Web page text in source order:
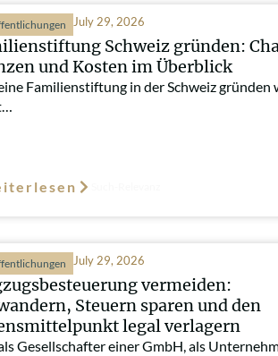
July 29, 2026
Schweiz gründen:
und Kosten im Überblick
Familienstiftung in der Schweiz gründen
July 29, 2026
vermeiden:
Steuern sparen und den
legal verlagern
Gesellschafter einer GmbH, als